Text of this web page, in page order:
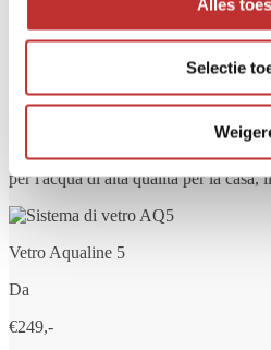
Alles
Selectie
Conoscete già i
aiuta a rimuovere sostanze
microplastiche e residui di
per l'acqua di alta qualità per la casa,
Vetro Aqualine 5
Da
€249,-